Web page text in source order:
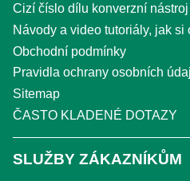
Cizí číslo dílu konverzní nástroj
Návody a video tutoriály, jak si
Obchodní podmínky
Pravidla ochrany osobních
Sitemap
ČASTO KLADENÉ DOTAZY
SLUŽBY ZÁKAZNÍKŮM